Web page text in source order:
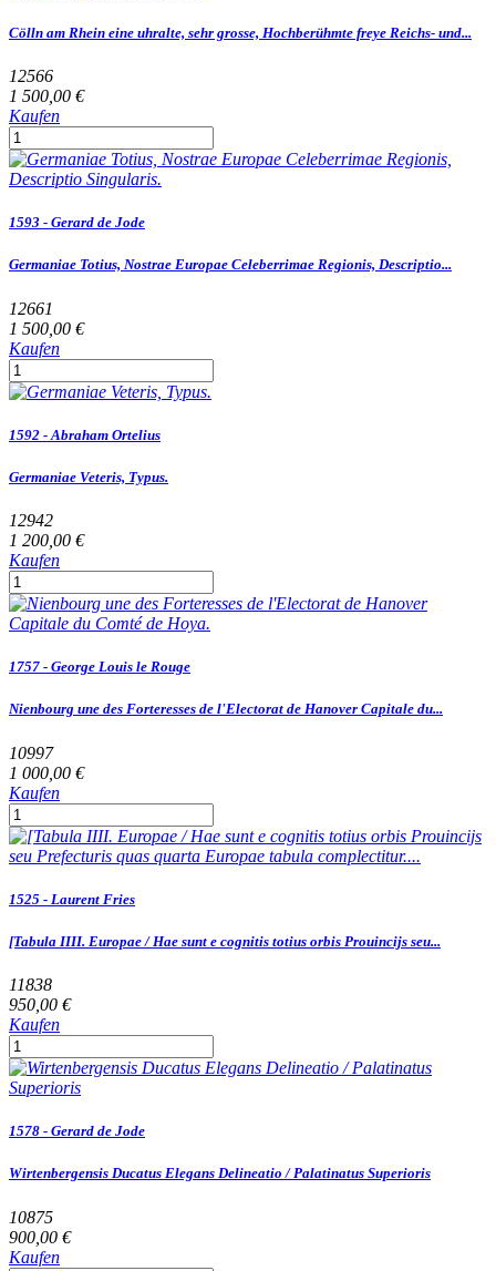
Cölln am Rhein eine uhralte, sehr grosse, Hochberühmte freye Reichs- und...
12566
1 500,00 €
Kaufen
1593 - Gerard de Jode
Germaniae Totius, Nostrae Europae Celeberrimae Regionis, Descriptio...
12661
1 500,00 €
Kaufen
1592 - Abraham Ortelius
Germaniae Veteris, Typus.
12942
1 200,00 €
Kaufen
1757 - George Louis le Rouge
Nienbourg une des Forteresses de l'Electorat de Hanover Capitale du...
10997
1 000,00 €
Kaufen
1525 - Laurent Fries
[Tabula IIII. Europae / Hae sunt e cognitis totius orbis Prouincijs seu...
11838
950,00 €
Kaufen
1578 - Gerard de Jode
Wirtenbergensis Ducatus Elegans Delineatio / Palatinatus Superioris
10875
900,00 €
Kaufen